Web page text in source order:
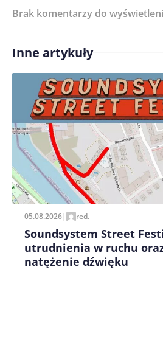
Treść komentarza*
Imię/ Nick*
Zapamiętaj moje dane w tej
pisania kolejnych
Brak komentarzy do
Inne artykuły
05.08.2026| red.
Soundsystem Street
utrudnienia w ruchu
natężenie dźwięku